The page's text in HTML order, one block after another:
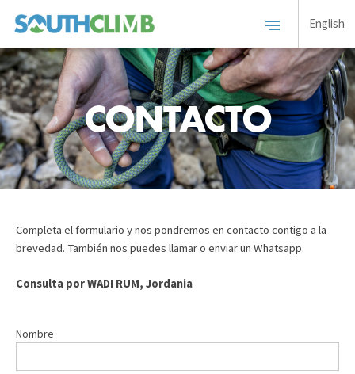
English
CONTACTO
Completa el formulario y nos pondremos en contacto contigo a la
brevedad. También nos puedes llamar o enviar un Whatsapp.
Consulta por WADI RUM, Jordania
Nombre